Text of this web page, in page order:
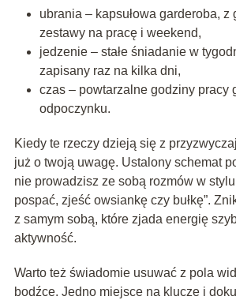
ubrania – kapsułowa garderoba, z
zestawy na pracę i weekend,
jedzenie – stałe śniadanie w
zapisany raz na kilka dni,
czas – powtarzalne godziny pracy
odpoczynku.
Kiedy te rzeczy dzieją się z
już o twoją uwagę. Ustalony schemat
nie prowadzisz ze sobą rozmów w
pospać, zjeść owsiankę czy bułkę”.
z samym sobą, które zjada energię
aktywność.
Warto też świadomie usuwać z pola
bodźce. Jedno miejsce na klucze i